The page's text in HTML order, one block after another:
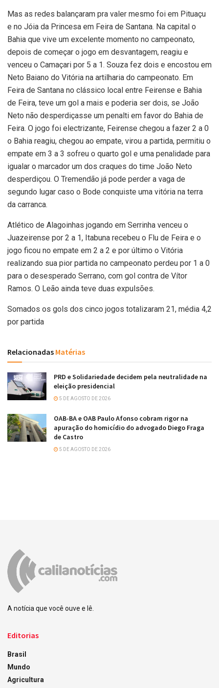
Mas as redes balançaram pra valer mesmo foi em Pituaçu
e no Jóia da Princesa em Feira de Santana. Na capital o
Bahia que vive um excelente momento no campeonato,
depois de começar o jogo em desvantagem, reagiu e
venceu o Camaçari por 5 a 1. Souza fez dois e encostou em
Neto Baiano do Vitória na artilharia do campeonato. Em
Feira de Santana no clássico local entre Feirense e Bahia
de Feira, teve um gol a mais e poderia ser dois, se João
Neto não desperdiçasse um penalti em favor do Bahia de
Feira. O jogo foi electrizante, Feirense chegou a fazer 2 a 0
o Bahia reagiu, chegou ao empate, virou a partida, permitiu o
empate em 3 a 3 sofreu o quarto gol e uma penalidade para
igualar o marcador um dos craques do time João Neto
desperdiçou. O Tremendão já pode perder a vaga de
segundo lugar caso o Bode conquiste uma vitória na terra
da carranca.
Atlético de Alagoinhas jogando em Serrinha venceu o
Juazeirense por 2 a 1, Itabuna recebeu o Flu de Feira e o
jogo ficou no empate em 2 a 2 e por último o Vitória
realizando sua pior partida no campeonato perdeu por 1 a 0
para o desesperado Serrano, com gol contra de Vítor
Ramos. O Leão ainda teve duas expulsões.
Somados os gols dos cinco jogos totalizaram 21, média 4,2
por partida
Relacionadas Matérias
PRD e Solidariedade decidem pela neutralidade na
eleição presidencial
5 DE AGOSTO DE 2026
OAB-BA e OAB Paulo Afonso cobram rigor na
apuração do homicídio do advogado Diego Fraga
de Castro
5 DE AGOSTO DE 2026
A notícia que você ouve e lê.
Editorias
Brasil
Mundo
Agricultura